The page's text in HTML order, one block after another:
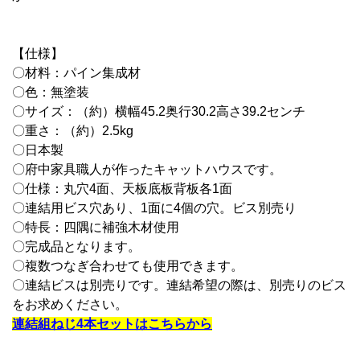
【仕様】
〇材料： パイン集成材
〇色：無塗装
〇サイズ：（約）横幅45.2奥行30.2高さ39.2センチ
〇重さ：（約）2.5kg
〇日本製
〇府中家具職人が作ったキャットハウスです。
〇仕様：丸穴4面、天板底板背板各1面
〇連結用ビス穴あり、1面に4個の穴。ビス別売り
〇特長：四隅に補強木材使用
〇完成品となります。
〇複数つなぎ合わせても使用できます。
〇連結ビスは別売りです。 連結希望の際は、別売りのビス
をお求めください。
連結組ねじ4本セットはこちらから